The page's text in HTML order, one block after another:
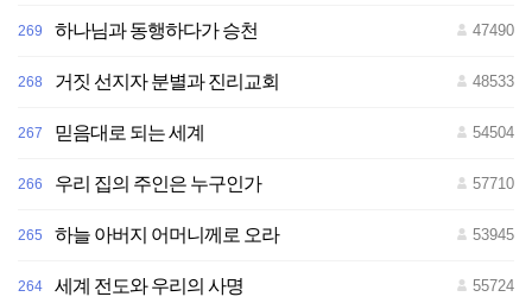
269 하나님과 동행하다가 승천 47490
268 거짓 선지자 분별과 진리교회 48533
267 믿음대로 되는 세계 54504
266 우리 집의 주인은 누구인가 57710
265 하늘 아버지 어머니께로 오라 53945
264 세계 전도와 우리의 사명 55724